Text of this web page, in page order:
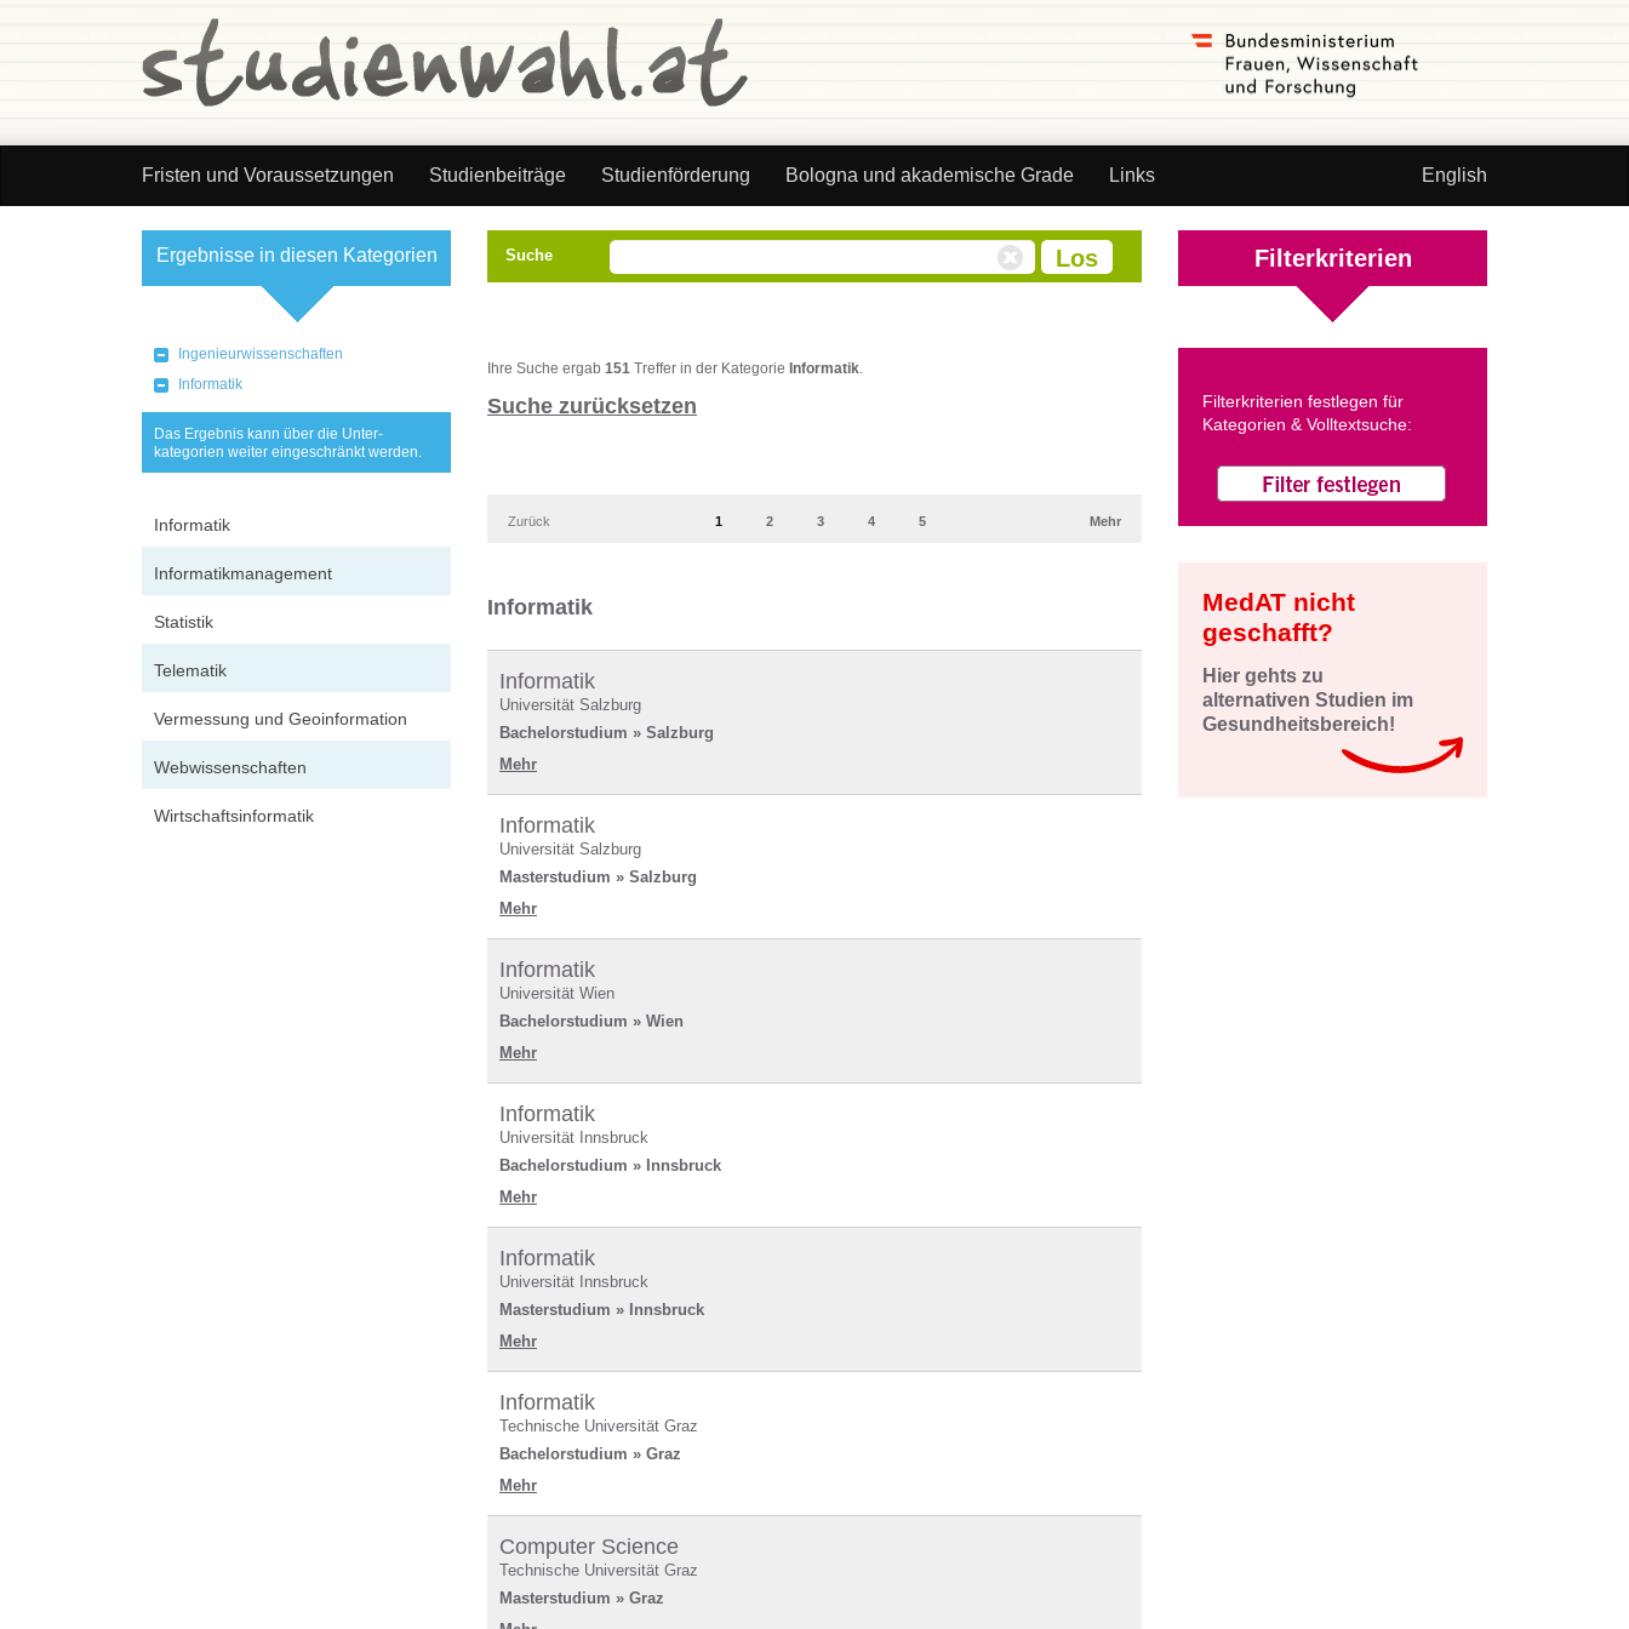
Fristen und Voraussetzungen Studienbeiträge Studienförderung Bologna und akademische Grade Links English
Kategorie wählen
Ergebnisse in diesen Kategorien
Ingenieurwissenschaften
Informatik
Das Ergebnis kann über die Unter-
kategorien weiter eingeschränkt werden.
Informatik
Informatikmanagement
Statistik
Telematik
Vermessung und Geoinformation
Webwissenschaften
Wirtschaftsinformatik
Filterkriterien
Filterkriterien festlegen für
Kategorien & Volltextsuche:
MedAT nicht
geschafft?
Hier gehts zu
alternativen Studien im
Gesundheitsbereich!
Suche
Ihre Suche ergab 151 Treffer in der Kategorie Informatik.
Suche zurücksetzen
Zurück 1 2 3 4 5 Mehr
Informatik
Informatik
Universität Salzburg
Bachelorstudium » Salzburg
Mehr
Informatik
Universität Salzburg
Masterstudium » Salzburg
Mehr
Informatik
Universität Wien
Bachelorstudium » Wien
Mehr
Informatik
Universität Innsbruck
Bachelorstudium » Innsbruck
Mehr
Informatik
Universität Innsbruck
Masterstudium » Innsbruck
Mehr
Informatik
Technische Universität Graz
Bachelorstudium » Graz
Mehr
Computer Science
Technische Universität Graz
Masterstudium » Graz